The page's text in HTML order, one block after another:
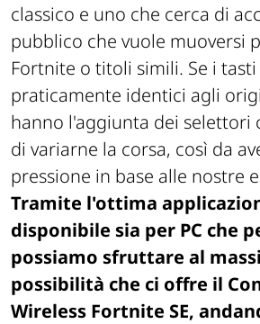
classico e uno che cerca di
pubblico che vuole muoversi
Fortnite o titoli simili. Se i
praticamente identici agli
hanno l'aggiunta dei selettori
di variarne la corsa, così da
pressione in base alle nostre
Tramite l'ottima
disponibile sia per PC che
possiamo sfruttare al
possibilità che ci offre il
Wireless Fortnite SE,